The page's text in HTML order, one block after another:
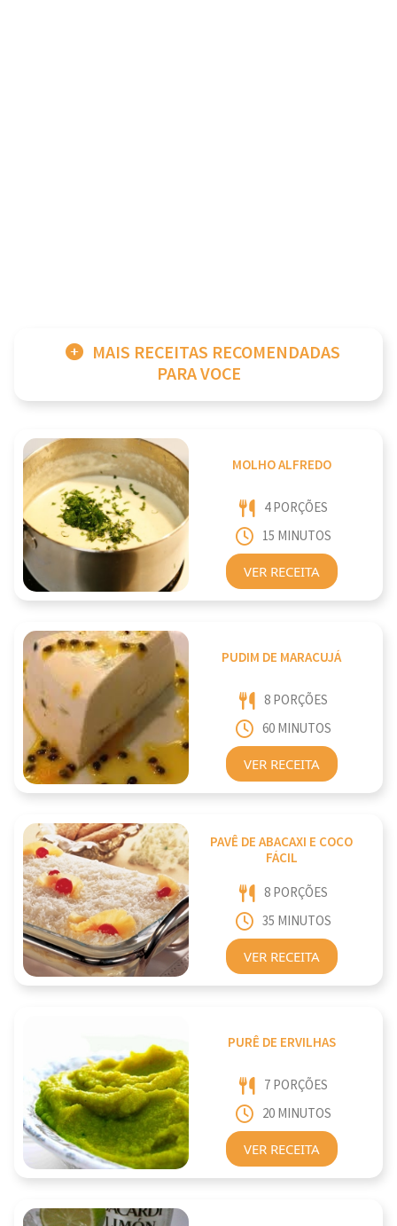
MAIS RECEITAS RECOMENDADAS
PARA VOCE
MOLHO ALFREDO
4 PORÇÕES
15 MINUTOS
VER RECEITA
PUDIM DE MARACUJÁ
8 PORÇÕES
60 MINUTOS
VER RECEITA
PAVÊ DE ABACAXI E COCO
FÁCIL
8 PORÇÕES
35 MINUTOS
VER RECEITA
PURÊ DE ERVILHAS
7 PORÇÕES
20 MINUTOS
VER RECEITA